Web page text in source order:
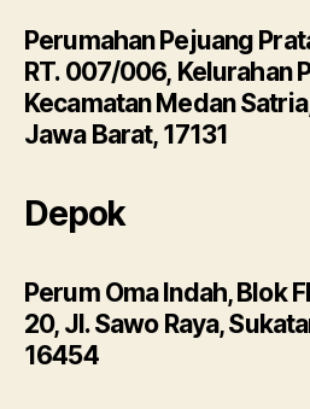
Perumahan Pejuang
RT. 007/006, Kelurahan
Kecamatan Medan
Jawa Barat, 17131
Depok
Perum Oma Indah, Blok
20, Jl. Sawo Raya,
16454